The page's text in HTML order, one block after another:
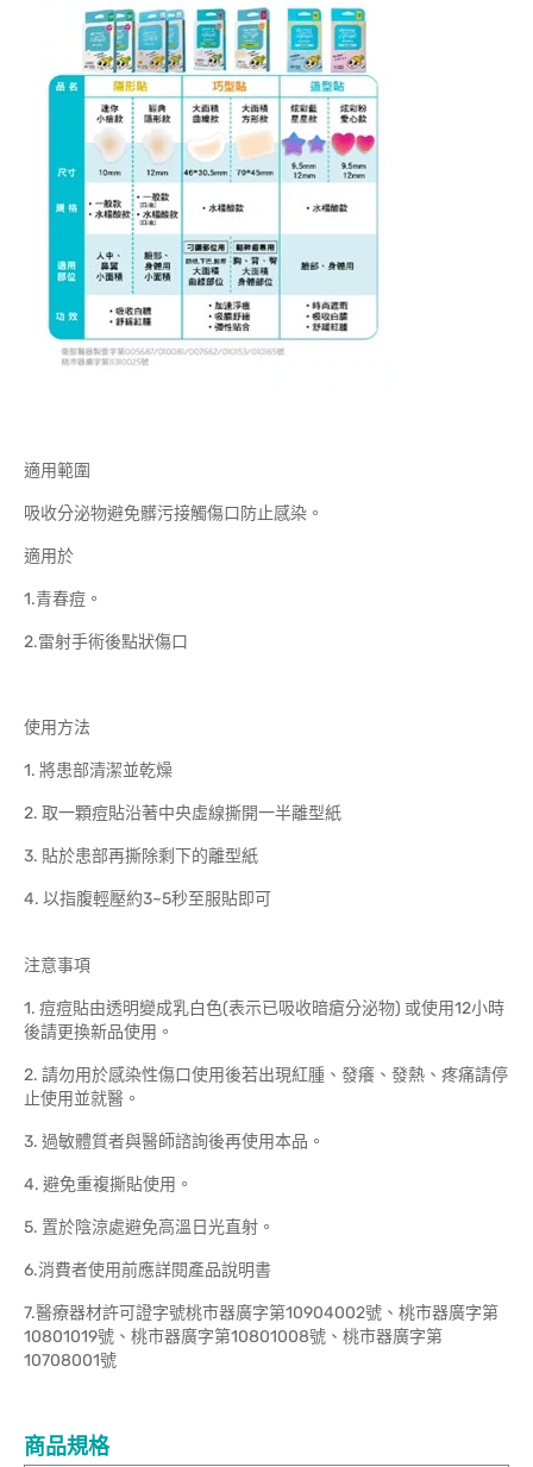
適用範圍
吸收分泌物避免髒污接觸傷口防止感染。
適用於
1.青春痘。
2.雷射手術後點狀傷口
使用方法
1. 將患部清潔並乾燥
2. 取一顆痘貼沿著中央虛線撕開一半離型紙
3. 貼於患部再撕除剩下的離型紙
4. 以指腹輕壓約3~5秒至服貼即可
注意事項
1. 痘痘貼由透明變成乳白色(表示已吸收暗瘡分泌物) 或使用12小時
後請更換新品使用。
2. 請勿用於感染性傷口使用後若出現紅腫、發癢、發熱、疼痛請停
止使用並就醫。
3. 過敏體質者與醫師諮詢後再使用本品。
4. 避免重複撕貼使用。
5. 置於陰涼處避免高溫日光直射。
6.消費者使用前應詳閱產品說明書
7.醫療器材許可證字號桃市器廣字第10904002號、桃市器廣字第
10801019號、桃市器廣字第10801008號、桃市器廣字第
10708001號
商品規格